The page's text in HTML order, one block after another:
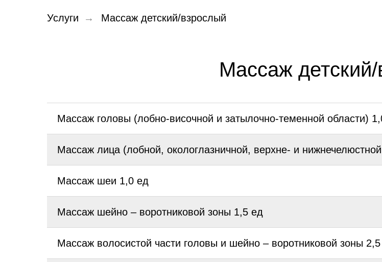
Услуги → Массаж детский/взрослый
Массаж
Массаж головы (лобно-височной и затылочно-теменной области)
Массаж лица (лобной, окологлазничной, верхне- и
Массаж шеи 1,0 ед
Массаж шейно – воротниковой зоны 1,5 ед
Массаж волосистой части головы и шейно – воротниковой зоны